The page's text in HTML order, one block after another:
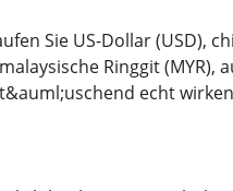
Sie US-Dollar (USD),
Ringgit (MYR),
echt